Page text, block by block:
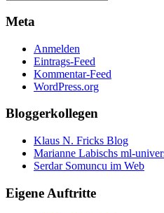
Meta
Anmelden
Eintrags-Feed
Kommentar-Feed
WordPress.org
Bloggerkollegen
Klaus N. Fricks Blog
Marianne Labischs ml-
Serdar Somuncu im Web
Eigene Auftritte